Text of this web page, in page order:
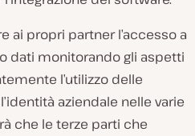
ai propri partner l’accesso a
dati monitorando gli aspetti
l’utilizzo delle
aziendale nelle varie
che le terze parti che